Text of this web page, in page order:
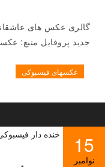
گالری عکس های
جدید پروفایل منبع:
عکسهای فیسبوکی
15
نوامبر